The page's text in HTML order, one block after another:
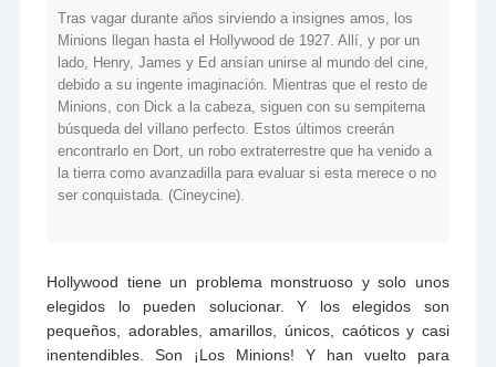
Tras vagar durante años sirviendo a insignes amos, los
Minions llegan hasta el Hollywood de 1927. Allí, y por un
lado, Henry, James y Ed ansían unirse al mundo del cine,
debido a su ingente imaginación. Mientras que el resto de
Minions, con Dick a la cabeza, siguen con su sempiterna
búsqueda del villano perfecto. Estos últimos creerán
encontrarlo en Dort, un robo extraterrestre que ha venido a
la tierra como avanzadilla para evaluar si esta merece o no
ser conquistada. (Cineycine).
Hollywood tiene un problema monstruoso y solo unos
elegidos lo pueden solucionar. Y los elegidos son
pequeños, adorables, amarillos, únicos, caóticos y casi
inentendibles. Son ¡Los Minions! Y han vuelto para